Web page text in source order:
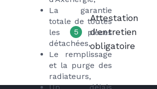
La garantie
totale de toutes
les pièces
détachées,
Le remplissage
et la purge des
radiateurs,
5
Attestation
d'entretien
obligatoire